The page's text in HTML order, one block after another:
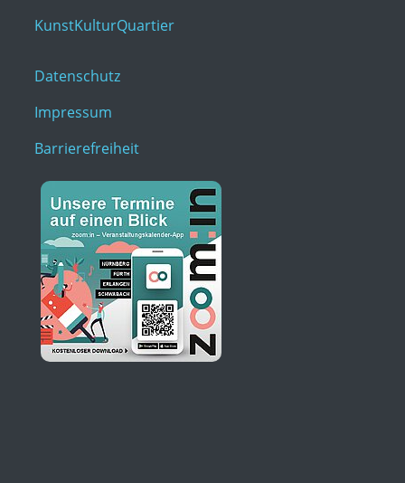
KunstKulturQuartier
Datenschutz
Impressum
Barrierefreiheit